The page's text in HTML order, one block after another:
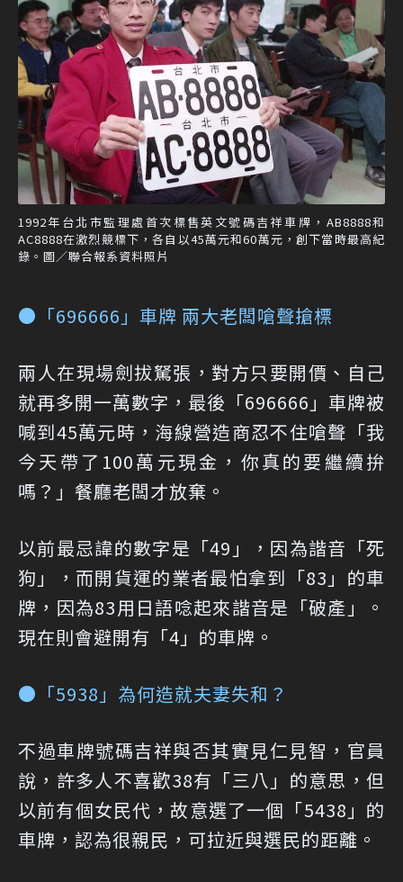
1992年台北市監理處首次標售英文號碼吉祥車牌，AB8888和
AC8888在激烈競標下，各自以45萬元和60萬元，創下當時最高紀
錄。圖／聯合報系資料照片
●「696666」車牌 兩大老闆嗆聲搶標
兩人在現場劍拔駑張，對方只要開價、自己
就再多開一萬數字，最後「696666」車牌被
喊到45萬元時，海線營造商忍不住嗆聲「我
今天帶了100萬元現金，你真的要繼續拚
嗎？」餐廳老闆才放棄。
以前最忌諱的數字是「49」，因為諧音「死
狗」，而開貨運的業者最怕拿到「83」的車
牌，因為83用日語唸起來諧音是「破產」。
現在則會避開有「4」的車牌。
●「5938」為何造就夫妻失和？
不過車牌號碼吉祥與否其實見仁見智，官員
說，許多人不喜歡38有「三八」的意思，但
以前有個女民代，故意選了一個「5438」的
車牌，認為很親民，可拉近與選民的距離。